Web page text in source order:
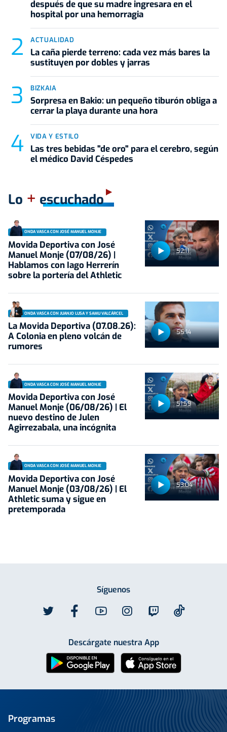
después de que su madre ingresara en el
hospital por una hemorragia
ACTUALIDAD
La caña pierde terreno: cada vez más bares la
sustituyen por dobles y jarras
BIZKAIA
Sorpresa en Bakio: un pequeño tiburón obliga a
cerrar la playa durante una hora
VIDA Y ESTILO
Las tres bebidas "de oro" para el cerebro, según
el médico David Céspedes
Lo + escuchado
52:11
ONDA VASCA CON JOSÉ MANUEL MONJE
Movida Deportiva con José
Manuel Monje (07/08/26) |
Hablamos con Iago Herrerín
sobre la portería del Athletic
55:14
ONDA VASCA CON JUANJO LUSA Y SAMU VALCÁRCEL
La Movida Deportiva (07.08.26):
A Colonia en pleno volcán de
rumores
51:59
ONDA VASCA CON JOSÉ MANUEL MONJE
Movida Deportiva con José
Manuel Monje (06/08/26) | El
nuevo destino de Julen
Agirrezabala, una incógnita
53:04
ONDA VASCA CON JOSÉ MANUEL MONJE
Movida Deportiva con José
Manuel Monje (03/08/26) | El
Athletic suma y sigue en
pretemporada
Síguenos
Descárgate nuestra App
Programas